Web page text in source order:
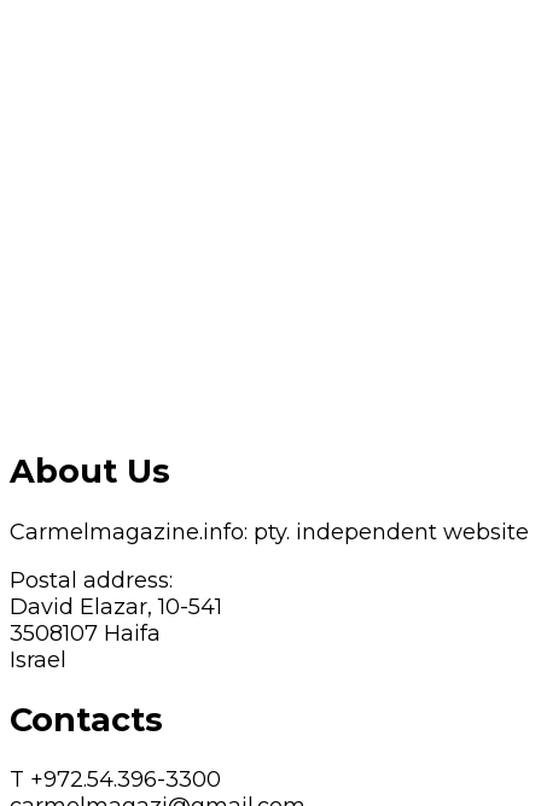
About Us
Carmelmagazine.info: pty. independent website
Postal address:
David Elazar, 10-541
3508107 Haifa
Israel
Contacts
T +972.54.396-3300